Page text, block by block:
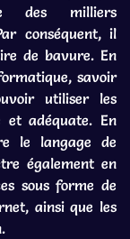
des milliers
conséquent, il
de bavure. En
savoir
utiliser les
et adéquate. En
le langage de
également en
sous forme de
ainsi que les